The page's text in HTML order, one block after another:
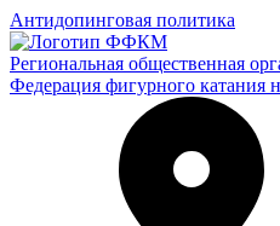
Антидопинговая политика
Региональная общественная
Федерация фигурного катания